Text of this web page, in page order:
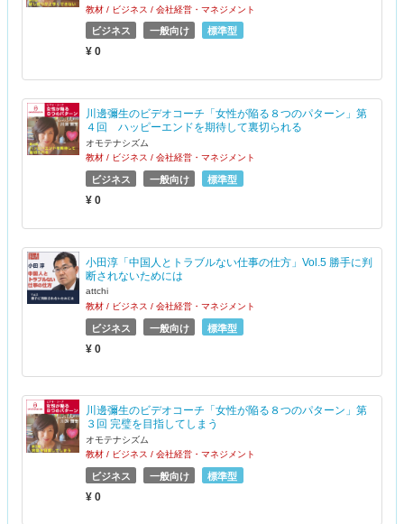
教材 / ビジネス / 会社経営・マネジメント
ビジネス 一般向け 標準型
¥ 0
川邊彌生のビデオコーチ「女性が陥る８つのパターン」第
４回 ハッピーエンドを期待して裏切られる
オモテナシズム
教材 / ビジネス / 会社経営・マネジメント
ビジネス 一般向け 標準型
¥ 0
小田淳「中国人とトラブルない仕事の仕方」Vol.5 勝手に判
断されないためには
attchi
教材 / ビジネス / 会社経営・マネジメント
ビジネス 一般向け 標準型
¥ 0
川邊彌生のビデオコーチ「女性が陥る８つのパターン」第
３回 完璧を目指してしまう
オモテナシズム
教材 / ビジネス / 会社経営・マネジメント
ビジネス 一般向け 標準型
¥ 0